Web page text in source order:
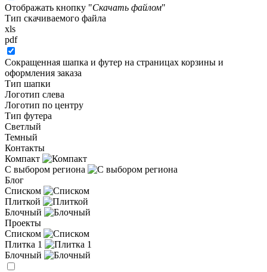
Отображать кнопку "Скачать файлом"
Тип скачиваемого файла
xls
pdf
Сокращенная шапка и футер на страницах корзины и
оформления заказа
Тип шапки
Логотип слева
Логотип по центру
Тип футера
Светлый
Темный
Контакты
Компакт
С выбором региона
Блог
Списком
Плиткой
Блочный
Проекты
Списком
Плитка 1
Блочный